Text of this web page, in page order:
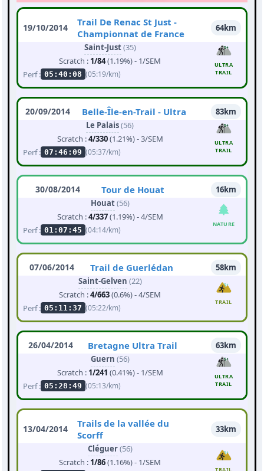
19/10/2014
Trail De Renac St Just -
Championnat de France
64km
Saint-Just(35)
Scratch : 1/84(1.19%) - 1/SEM
Perf : 05:40:08 (05:19/km)
ULTRA
TRAIL
20/09/2014 Belle-Île-en-Trail - Ultra
83km
Le Palais(56)
Scratch :4/330(1.21%) - 3/SEM
Perf : 07:46:09 (05:37/km)
ULTRA
TRAIL
30/08/2014 Tour de Houat
16km
Houat(56)
Scratch :4/337(1.19%) - 4/SEM
Perf : 01:07:45 (04:14/km)
NATURE
07/06/2014 Trail de Guerlédan
58km
Saint-Gelven (22)
Scratch :4/663(0.6%) - 4/SEM
Perf : 05:11:37 (05:22/km)
TRAIL
26/04/2014 Bretagne Ultra Trail
63km
Guern (56)
Scratch : 1/241 (0.41%) - 1/SEM
Perf : 05:28:49 (05:13/km)
ULTRA
TRAIL
13/04/2014
Trails de la vallée du
Scorff
33km
Cléguer(56)
Scratch : 1/86(1.16%) - 1/SEM